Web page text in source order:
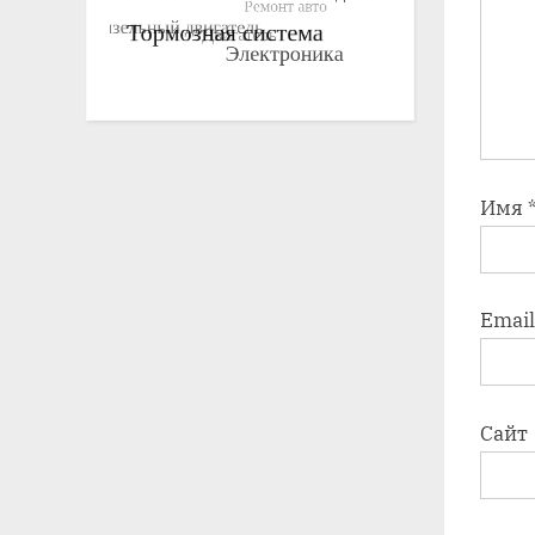
Имя *
Email
Сайт